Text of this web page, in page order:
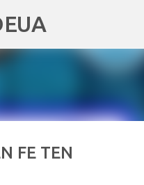
FE TEN